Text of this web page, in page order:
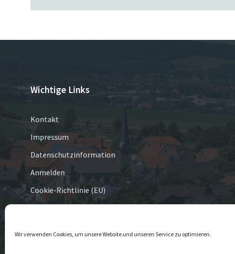
Wir verwenden Cookies, um unsere Website und unseren Service zu optimieren.
Wichtige Links
Kontakt
Impressum
Datenschutzinformation
Anmelden
Cookie-Richtlinie (EU)